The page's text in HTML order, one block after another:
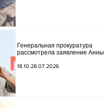
Генеральная прокуратура
рассмотрела заявление Анны
18.10.28.07.2026